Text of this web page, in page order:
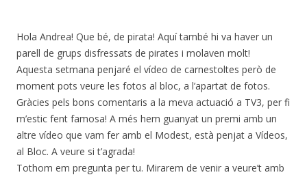
Hola Andrea! Que bé, de pirata! Aquí també hi va haver un
parell de grups disfressats de pirates i molaven molt!
Aquesta setmana penjaré el vídeo de carnestoltes però de
moment pots veure les fotos al bloc, a l’apartat de fotos.
Gràcies pels bons comentaris a la meva actuació a TV3, per fi
m’estic fent famosa! A més hem guanyat un premi amb un
altre vídeo que vam fer amb el Modest, està penjat a Vídeos,
al Bloc. A veure si t’agrada!
Tothom em pregunta per tu. Mirarem de venir a veure’t amb